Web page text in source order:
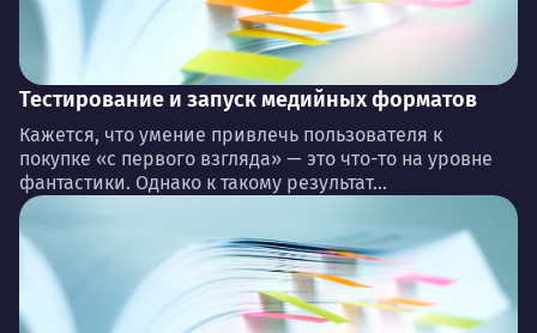
Тестирование и запуск медийных форматов
Кажется, что умение привлечь пользователя к
покупке «с первого взгляда» — это что-то на уровне
фантастики. Однако к такому результат...